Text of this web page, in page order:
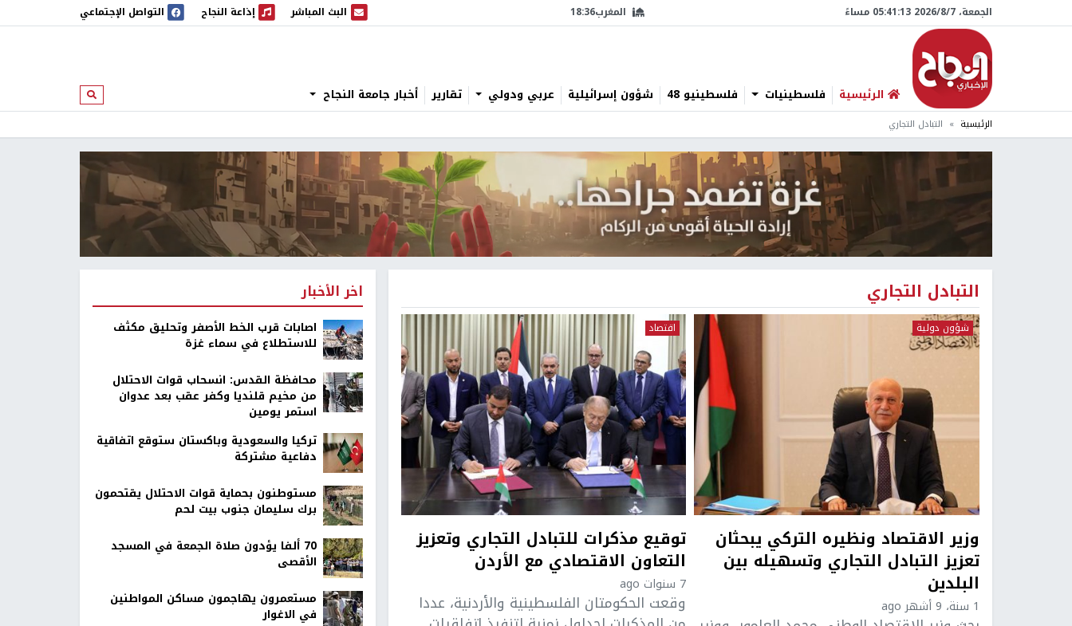
الجمعة، 7/‏8/‏2026 05:41:14 مساءً المغرب18:36 البث المباشر
البث المباشر إذاعة النجاح
إذاعة النجاح التواصل الإجتماعي
الرئيسية فلسطينيات فلسطينيو 48 شؤون إسرائيلية عربي ودولي تقارير أخبار جامعة النجاح ابحث
الرئيسية التبادل التجاري
التبادل التجاري
شؤون دولية
وزير الاقتصاد ونظيره التركي يبحثان
تعزيز التبادل التجاري وتسهيله بين
البلدين
1 سنة، 9 أشهر ago
اقتصاد
توقيع مذكرات للتبادل التجاري وتعزيز
التعاون الاقتصادي مع الأردن
7 سنوات ago
وقعت الحكومتان الفلسطينية والأردنية، عددا
اخر الأخبار
اصابات قرب الخط الأصفر وتحليق مكثف
للاستطلاع في سماء غزة
محافظة القدس: انسحاب قوات الاحتلال
من مخيم قلنديا وكفر عقب بعد عدوان
استمر يومين
تركيا والسعودية وباكستان ستوقع اتفاقية
دفاعية مشتركة
مستوطنون بحماية قوات الاحتلال يقتحمون
برك سليمان جنوب بيت لحم
70 ألفا يؤدون صلاة الجمعة في المسجد
الأقصى
مستعمرون يهاجمون مساكن المواطنين
في الاغوار